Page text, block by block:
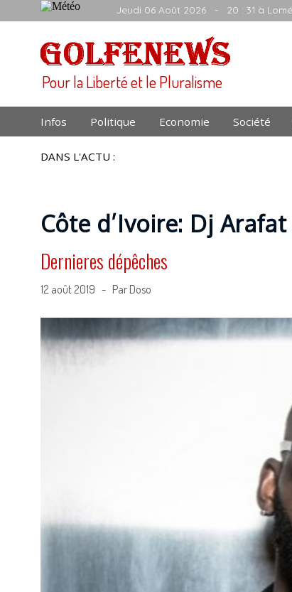
Jeudi 06 Août 2026 - 20 : 31 à Lomé
Pour la Liberté et le Pluralisme
Infos Politique Economie Société
DANS L'ACTU :
Côte d’Ivoire: Dj
Dernieres dépêches
12 août 2019 - Par Doso